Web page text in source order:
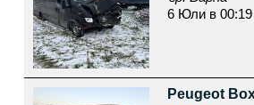
6 Юли в 00:19
Peugeot